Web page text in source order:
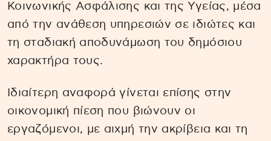
Κοινωνικής Ασφάλισης και της Υγείας, μέσα
από την ανάθεση υπηρεσιών σε ιδιώτες και
τη σταδιακή αποδυνάμωση του δημόσιου
χαρακτήρα τους.
Ιδιαίτερη αναφορά γίνεται επίσης στην
οικονομική πίεση που βιώνουν οι
εργαζόμενοι, με αιχμή την ακρίβεια και τη